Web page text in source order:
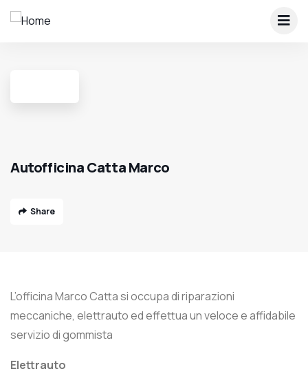
Autofficina Catta Marco
Share
L’officina Marco Catta si occupa di riparazioni
meccaniche, elettrauto ed effettua un veloce e affidabile
servizio di gommista
Elettrauto